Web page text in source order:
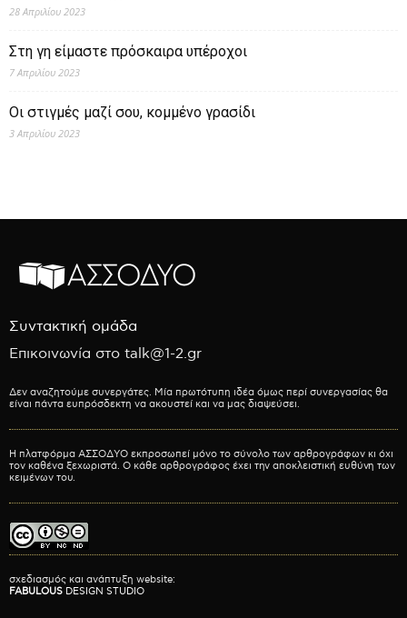
28 Απριλίου 2023
Στη γη είμαστε πρόσκαιρα υπέροχοι
7 Απριλίου 2023
Οι στιγμές μαζί σου, κομμένο γρασίδι
3 Απριλίου 2023
Συντακτική ομάδα
Επικοινωνία στο talk@1-2.gr
Δεν αναζητούμε συνεργάτες. Μία πρωτότυπη ιδέα όμως περί συνεργασίας θα
είναι πάντα ευπρόσδεκτη να ακουστεί και να μας διαψεύσει.
Η πλατφόρμα ΑΣΣΟΔΥΟ εκπροσωπεί μόνο το σύνολο των αρθρογράφων κι όχι
τον καθένα ξεχωριστά. Ο κάθε αρθρογράφος έχει την αποκλειστική ευθύνη των
κειμένων του.
σχεδιασμός και ανάπτυξη website:
FABULOUS DESIGN STUDIO